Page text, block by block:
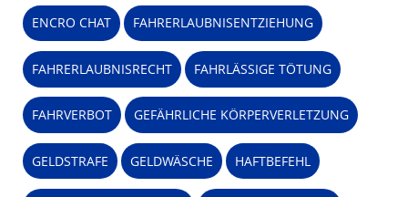
ENCRO CHAT FAHRERLAUBNISENTZIEHUNG
FAHRERLAUBNISRECHT FAHRLÄSSIGE TÖTUNG
FAHRVERBOT GEFÄHRLICHE KÖRPERVERLETZUNG
GELDSTRAFE GELDWÄSCHE HAFTBEFEHL